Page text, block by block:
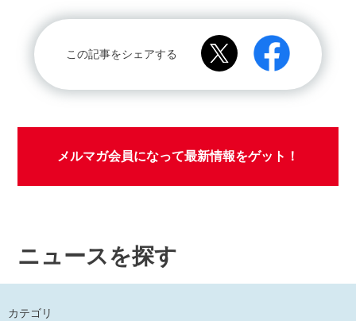
この記事をシェアする
メルマガ会員になって最新情報をゲット！
ニュースを探す
カテゴリ